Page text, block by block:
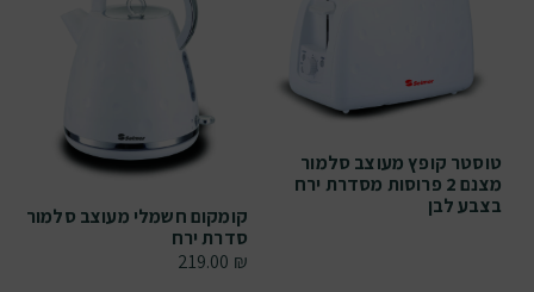
טוסטר קופץ מעוצב סלמור
מצנם 2 פרוסות מסדרת ירח
בצבע לבן
קומקום חשמלי מעוצב סלמור
סדרת ירח
219.00 ₪